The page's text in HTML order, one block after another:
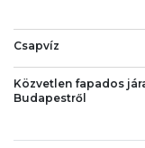
Csapvíz
Közvetlen fapados
Budapestről